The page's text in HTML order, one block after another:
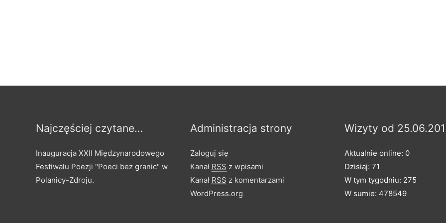
Najczęściej czytane…
Inauguracja XXII Międzynarodowego
Festiwalu Poezji "Poeci bez granic" w
Polanicy-Zdroju.
Administracja strony
Zaloguj się
Kanał RSS z wpisami
Kanał RSS z komentarzami
WordPress.org
Wizyty od
Aktualnie online: 0
Dzisiaj: 71
W tym tygodniu: 275
W sumie: 478549